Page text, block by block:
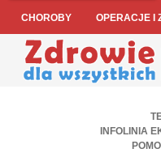
CHOROBY OPERACJE I
INFOLINIA